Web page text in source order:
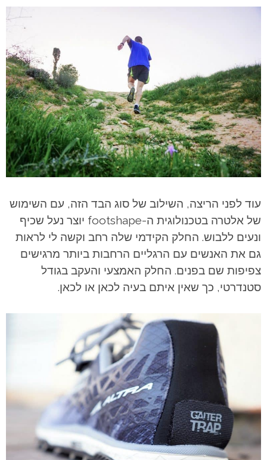
עוד לפני הריצה, השילוב של סוג הבד הזה, עם השימוש
של אלטרה בטכנולוגית ה-footshape יוצר נעל שכיף
ונעים ללבוש. החלק הקידמי שלה רחב וקשה לי לראות
גם את האנשים עם הרגליים הרחבות ביותר מרגישים
צפיפות שם בפנים. החלק האמצעי והעקב בגודל
סטנדרטי, כך שאין איתם בעיה לכאן או לכאן.